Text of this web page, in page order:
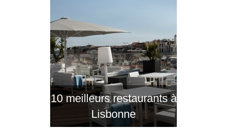
10 meilleurs restaurants à
Lisbonne